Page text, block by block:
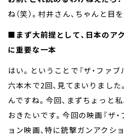
ね（笑）。村井さん、ちゃんと目
■まず大前提として、日本のア
に重要な一本
はい。ということで『ザ・ファ
六本木で2回、見てまいりまし
んですね。今回、まずちょっと
おきたいです。今回の映画『ザ・
ョン映画、特に銃撃ガンアクシ